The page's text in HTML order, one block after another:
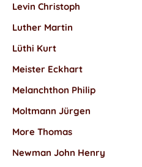
Levin Christoph
Luther Martin
Lüthi Kurt
Meister Eckhart
Melanchthon Philip
Moltmann Jürgen
More Thomas
Newman John Henry